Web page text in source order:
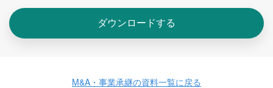
ダウンロードする
M&A・事業承継の資料一覧に戻る